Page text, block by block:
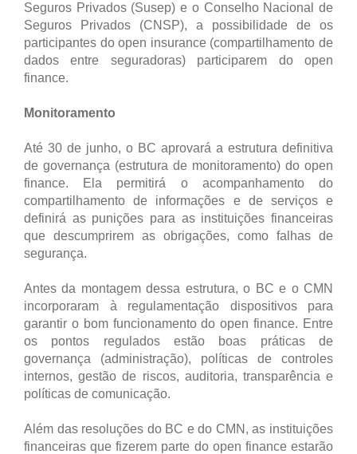
Seguros Privados (Susep) e o Conselho Nacional de
Seguros Privados (CNSP), a possibilidade de os
participantes do open insurance (compartilhamento de
dados entre seguradoras) participarem do open
finance.
Monitoramento
Até 30 de junho, o BC aprovará a estrutura definitiva
de governança (estrutura de monitoramento) do open
finance. Ela permitirá o acompanhamento do
compartilhamento de informações e de serviços e
definirá as punições para as instituições financeiras
que descumprirem as obrigações, como falhas de
segurança.
Antes da montagem dessa estrutura, o BC e o CMN
incorporaram à regulamentação dispositivos para
garantir o bom funcionamento do open finance. Entre
os pontos regulados estão boas práticas de
governança (administração), políticas de controles
internos, gestão de riscos, auditoria, transparência e
políticas de comunicação.
Além das resoluções do BC e do CMN, as instituições
financeiras que fizerem parte do open finance estarão